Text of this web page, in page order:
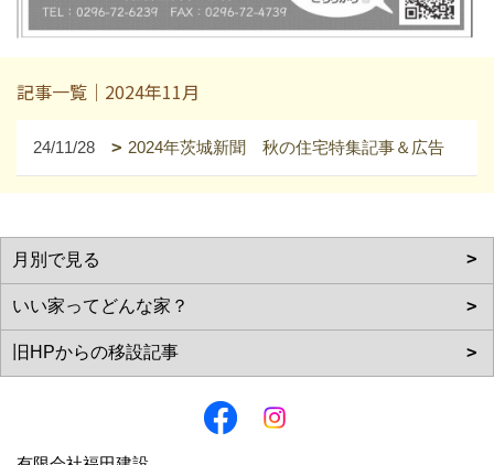
記事一覧｜2024年11月
24/11/28 2024年茨城新聞 秋の住宅特集記事＆広告